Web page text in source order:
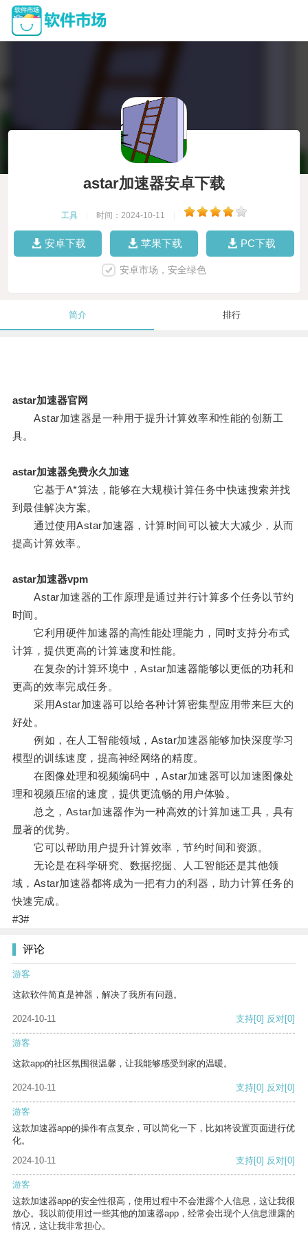
astar加速器安卓下载
工具 时间：2024-10-11
安卓下载 苹果下载 PC下载
安卓市场，安全绿色
简介 排行
astar加速器官网
Astar加速器是一种用于提升计算效率和性能的创新工
具。
astar加速器免费永久加速
它基于A*算法，能够在大规模计算任务中快速搜索并找
到最佳解决方案。
通过使用Astar加速器，计算时间可以被大大减少，从而
提高计算效率。
astar加速器vpm
Astar加速器的工作原理是通过并行计算多个任务以节约
时间。
它利用硬件加速器的高性能处理能力，同时支持分布式
计算，提供更高的计算速度和性能。
在复杂的计算环境中，Astar加速器能够以更低的功耗和
更高的效率完成任务。
采用Astar加速器可以给各种计算密集型应用带来巨大的
好处。
例如，在人工智能领域，Astar加速器能够加快深度学习
模型的训练速度，提高神经网络的精度。
在图像处理和视频编码中，Astar加速器可以加速图像处
理和视频压缩的速度，提供更流畅的用户体验。
总之，Astar加速器作为一种高效的计算加速工具，具有
显著的优势。
它可以帮助用户提升计算效率，节约时间和资源。
无论是在科学研究、数据挖掘、人工智能还是其他领
域，Astar加速器都将成为一把有力的利器，助力计算任务的
快速完成。
#3#
评论
游客
这款软件简直是神器，解决了我所有问题。
2024-10-11 支持[0] 反对[0]
游客
这款app的社区氛围很温馨，让我能够感受到家的温暖。
2024-10-11 支持[0] 反对[0]
游客
这款加速器app的操作有点复杂，可以简化一下，比如将设置页面进行优
化。
2024-10-11
支持[0] 反对[0]
游客
这款加速器app的安全性很高，使用过程中不会泄露个人信息，这让我很
放心。我以前使用过一些其他的加速器app，经常会出现个人信息泄露的
情况，这让我非常担心。